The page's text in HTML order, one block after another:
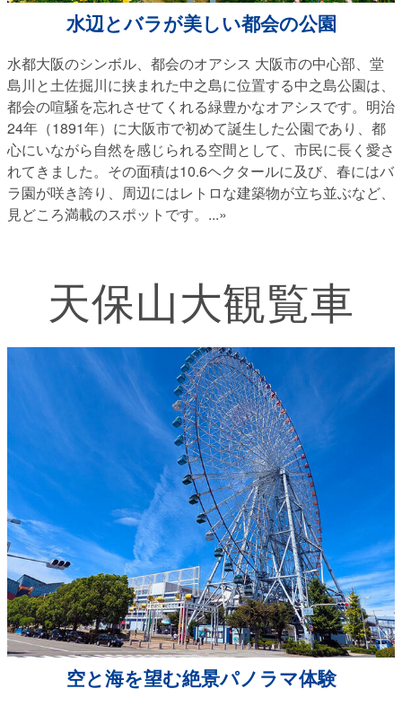
水辺とバラが美しい都会の公園
水都大阪のシンボル、都会のオアシス 大阪市の中心部、堂
島川と土佐掘川に挟まれた中之島に位置する中之島公園は、
都会の喧騒を忘れさせてくれる緑豊かなオアシスです。明治
24年（1891年）に大阪市で初めて誕生した公園であり、都
心にいながら自然を感じられる空間として、市民に長く愛さ
れてきました。その面積は10.6ヘクタールに及び、春にはバ
ラ園が咲き誇り、周辺にはレトロな建築物が立ち並ぶなど、
見どころ満載のスポットです。 ...»
天保山大観覧車
空と海を望む絶景パノラマ体験